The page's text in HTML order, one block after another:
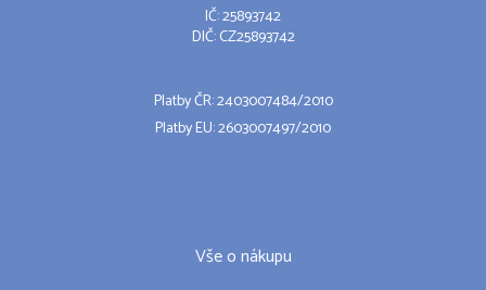
IČ: 25893742
DIČ: CZ25893742
Platby ČR: 2403007484/2010
Platby EU: 2603007497/2010
Vše o nákupu